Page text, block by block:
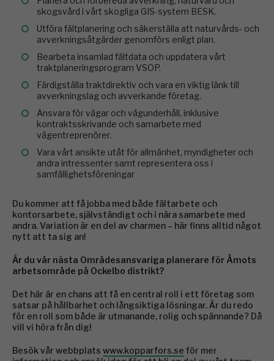
skogsvård i vårt skogliga GIS-system BESK.
Utföra fältplanering och säkerställa att naturvårds- och
avverkningsåtgärder genomförs enligt plan.
Bearbeta insamlad fältdata och uppdatera vårt
traktplaneringsprogram VSOP.
Färdigställa traktdirektiv och vara en viktig länk till
avverkningslag och avverkande företag.
Ansvara för vägar och vägunderhåll, inklusive
kontraktsskrivande och samarbete med
vägentreprenörer.
Vara vårt ansikte utåt för allmänhet, myndigheter och
andra intressenter samt representera oss i
samfällighetsföreningar
Du kommer att få jobba med både fältarbete och
kontorsarbete, självständigt och i nära samarbete med
andra. Variation är en del av charmen – här finns alltid något
nytt att ta sig an!
Är du vår nästa Områdesansvariga planerare för Åmots
arbetsområde på Ockelbo distrikt?
Det här är en chans att få en central roll i ett företag som
satsar på hållbarhet och långsiktiga lösningar. Är du redo
för en roll som både är utmanande, rolig och spännande? Då
vill vi höra från dig!
Besök vår webbplats www.kopparfors.se för mer